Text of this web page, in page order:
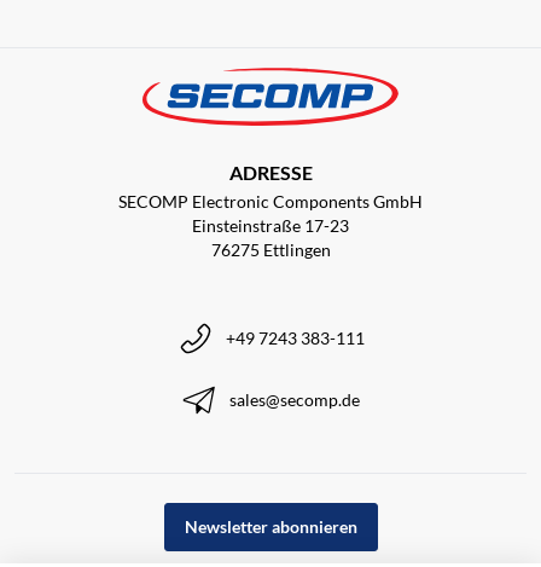
ADRESSE
SECOMP Electronic Components GmbH
Einsteinstraße 17-23
76275 Ettlingen
+49 7243 383-111
sales@secomp.de
Newsletter abonnieren